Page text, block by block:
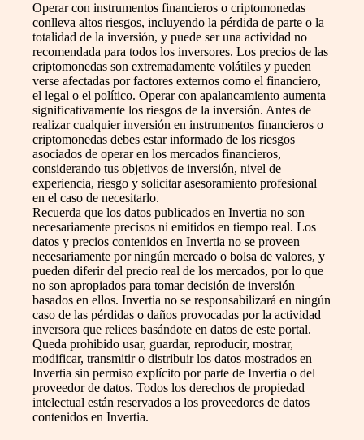
Operar con instrumentos financieros o criptomonedas
conlleva altos riesgos, incluyendo la pérdida de parte o la
totalidad de la inversión, y puede ser una actividad no
recomendada para todos los inversores. Los precios de las
criptomonedas son extremadamente volátiles y pueden
verse afectadas por factores externos como el financiero,
el legal o el político. Operar con apalancamiento aumenta
significativamente los riesgos de la inversión. Antes de
realizar cualquier inversión en instrumentos financieros o
criptomonedas debes estar informado de los riesgos
asociados de operar en los mercados financieros,
considerando tus objetivos de inversión, nivel de
experiencia, riesgo y solicitar asesoramiento profesional
en el caso de necesitarlo.
Recuerda que los datos publicados en Invertia no son
necesariamente precisos ni emitidos en tiempo real. Los
datos y precios contenidos en Invertia no se proveen
necesariamente por ningún mercado o bolsa de valores, y
pueden diferir del precio real de los mercados, por lo que
no son apropiados para tomar decisión de inversión
basados en ellos. Invertia no se responsabilizará en ningún
caso de las pérdidas o daños provocadas por la actividad
inversora que relices basándote en datos de este portal.
Queda prohibido usar, guardar, reproducir, mostrar,
modificar, transmitir o distribuir los datos mostrados en
Invertia sin permiso explícito por parte de Invertia o del
proveedor de datos. Todos los derechos de propiedad
intelectual están reservados a los proveedores de datos
contenidos en Invertia.